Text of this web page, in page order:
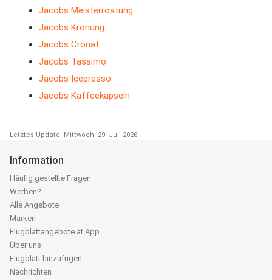
Jacobs Meisterröstung
Jacobs Krönung
Jacobs Cronat
Jacobs Tassimo
Jacobs Icepresso
Jacobs Kaffeekapseln
Letztes Update: Mittwoch, 29. Juli 2026
Information
Häufig gestellte Fragen
Werben?
Alle Angebote
Marken
Flugblattangebote.at App
Über uns
Flugblatt hinzufügen
Nachrichten